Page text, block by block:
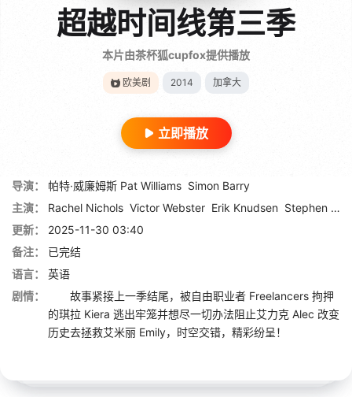
超越时间线第三季
本片由茶杯狐cupfox提供播放
欧美剧 2014 加拿大
立即播放
导演： 帕特·威廉姆斯 Pat Williams Simon Barry
主演：
Rachel Nichols Victor Webster Erik Knudsen Stephen Lobo
更新：
2025-11-30 03:40
备注：
已完结
语言：
英语
剧情：
故事紧接上一季结尾，被自由职业者 Freelancers 拘押
的琪拉 Kiera 逃出牢笼并想尽一切办法阻止艾力克 Alec 改变
历史去拯救艾米丽 Emily，时空交错，精彩纷呈！